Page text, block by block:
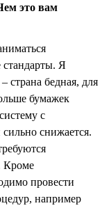
это вам
Я
страна бедная, для
бумажек
с
снижается.
Кроме
провести
например